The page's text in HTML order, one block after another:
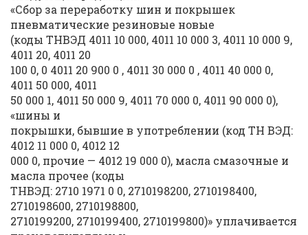
«Сбор за переработку шин и покрышек
пневматические резиновые новые
(коды ТНВЭД 4011 10 000, 4011 10 000 3, 4011 10 000 9,
4011 20, 4011 20
100 0, 0 4011 20 900 0 , 4011 30 000 0 , 4011 40 000 0,
4011 50 000, 4011
50 000 1, 4011 50 000 9, 4011 70 000 0, 4011 90 000 0),
«шины и
покрышки, бывшие в употреблении (код ТН ВЭД:
4012 11 000 0, 4012 12
000 0, прочие — 4012 19 000 0), масла смазочные и
масла прочее (коды
ТНВЭД: 2710 1971 0 0, 2710198200, 2710198400,
2710198600, 2710198800,
2710199200, 2710199400, 2710199800)» уплачивается